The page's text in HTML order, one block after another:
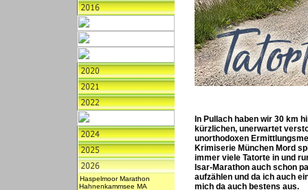
In Pullach haben wir 30 km
kürzlichen, unerwartet
unorthodoxen
Krimiserie München Mord
immer viele Tatorte in und
Isar-Marathon auch schon
aufzählen und da ich auch
mich da auch bestens aus.
Haspelmoor Marathon
Hahnenkammsee MA